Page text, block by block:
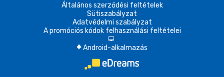
Általános szerződési feltételek
Sütiszabályzat
Adatvédelmi szabályzat
A promóciós kódok felhasználási feltételei
d
A Android-alkalmazás